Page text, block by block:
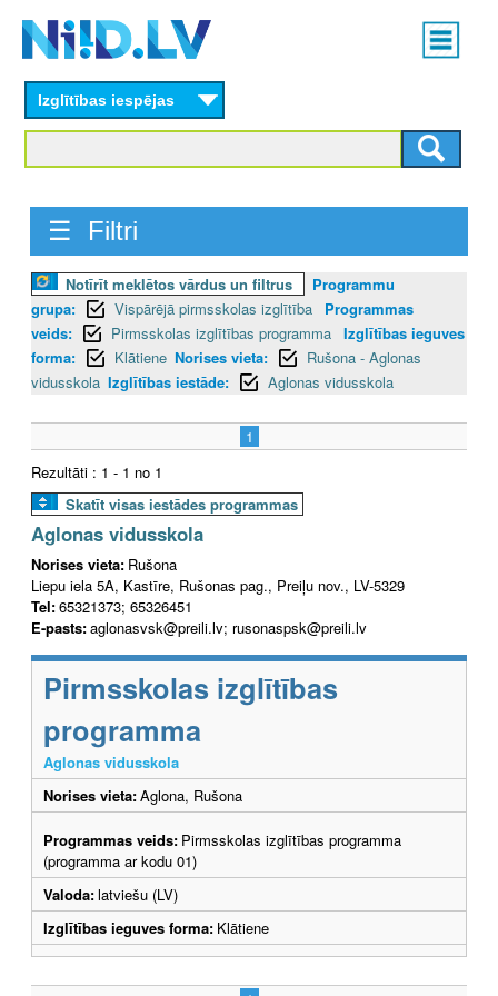
content
Main
menu
Izglītības iespējas
☰ Filtri
Notīrīt meklētos vārdus un filtrus
Programmu
grupa:
Vispārējā pirmsskolas izglītība
Programmas
veids:
Pirmsskolas izglītības programma Izglītības ieguves
forma:
Klātiene Norises vieta:
Rušona - Aglonas
vidusskola Izglītības iestāde: Aglonas vidusskola
1
Rezultāti : 1 - 1 no 1
Skatīt visas iestādes programmas
Aglonas vidusskola
Norises vieta: Rušona
Liepu iela 5A, Kastīre, Rušonas pag., Preiļu nov., LV-5329
Tel:65321373; 65326451
E-pasts:aglonasvsk@preili.lv; rusonaspsk@preili.lv
Pirmsskolas izglītības
programma
Aglonas vidusskola
Norises vieta:Aglona, Rušona
Programmas veids: Pirmsskolas izglītības programma
(programma ar kodu 01)
Valoda:latviešu (LV)
Izglītības ieguves forma: Klātiene